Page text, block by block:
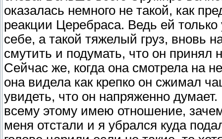
оказалась немного не такой, как
реакции Церебраса. Ведь ей
себе, а такой тяжелый груз, вновь
смутить и подумать, что он
Сейчас же, когда она смотрела на
она видела как крепко он сжимал
увидеть, что он напряженно
всему этому имею отношение,
меня отстали и я убрался куда